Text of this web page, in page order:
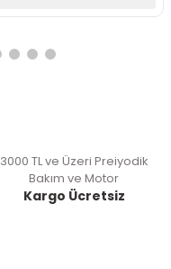
3000 TL ve Üzeri Preiyodik
Bakım ve Motor
Kargo Ücretsiz